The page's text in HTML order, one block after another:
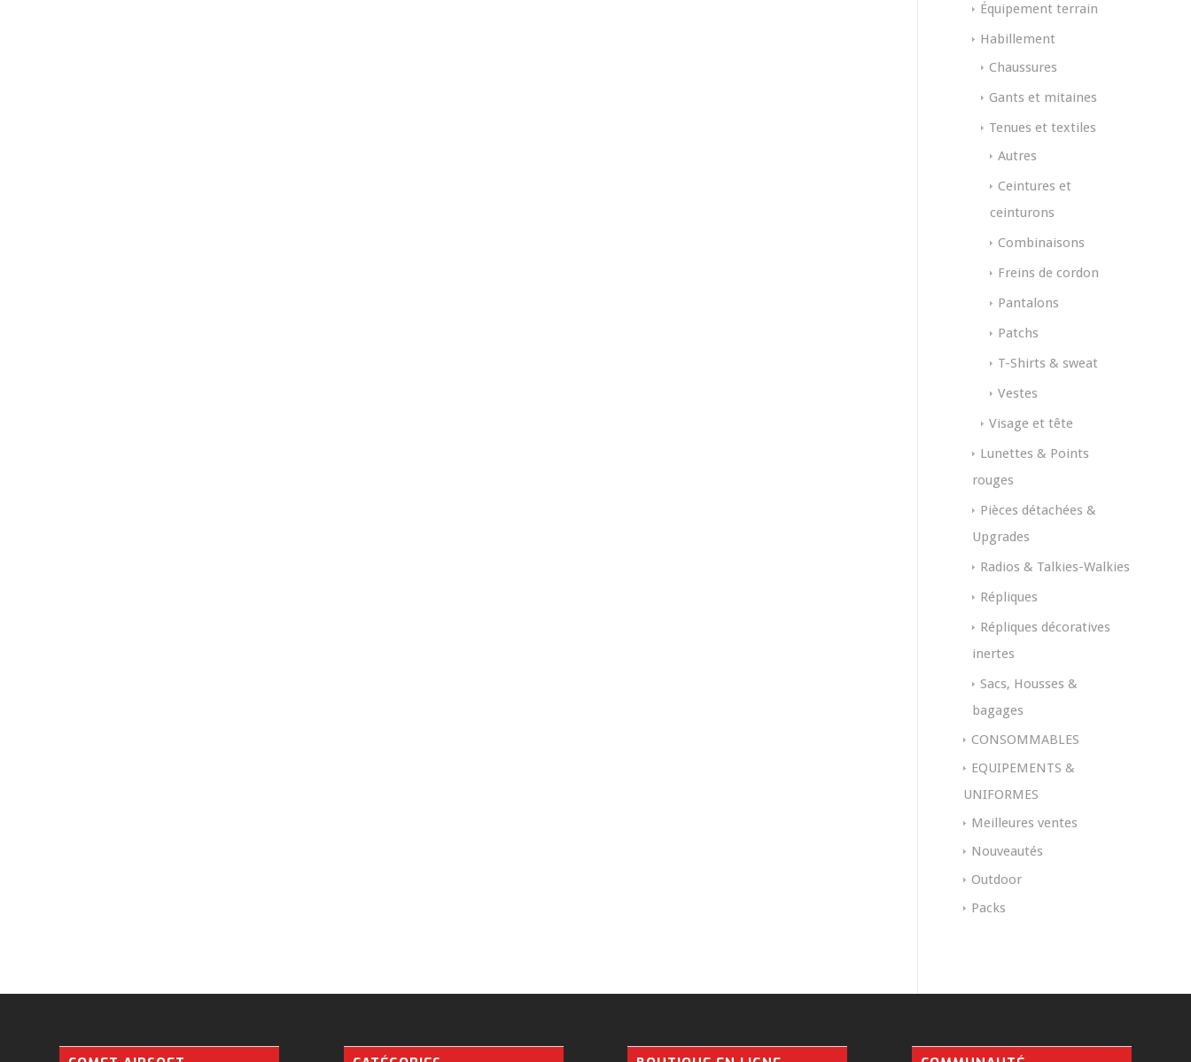
Équipement terrain
Habillement
Chaussures
Gants et mitaines
Tenues et textiles
Autres
Ceintures et
ceinturons
Combinaisons
Freins de cordon
Pantalons
Patchs
T-Shirts & sweat
Vestes
Visage et tête
Lunettes & Points
rouges
Pièces détachées &
Upgrades
Radios & Talkies-Walkies
Répliques
Répliques décoratives
inertes
Sacs, Housses &
bagages
CONSOMMABLES
EQUIPEMENTS &
UNIFORMES
Meilleures ventes
Nouveautés
Outdoor
Packs